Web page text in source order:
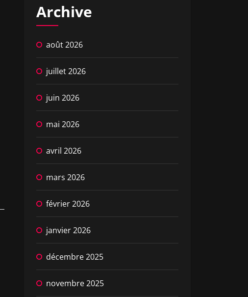
Archive
août 2026
juillet 2026
juin 2026
mai 2026
avril 2026
mars 2026
février 2026
janvier 2026
décembre 2025
novembre 2025